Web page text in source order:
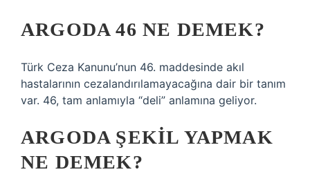
ARGODA 46 NE DEMEK?
Türk Ceza Kanunu’nun 46. maddesinde akıl
hastalarının cezalandırılamayacağına dair bir tanım
var. 46, tam anlamıyla “deli” anlamına geliyor.
ARGODA ŞEKIL YAPMAK
NE DEMEK?